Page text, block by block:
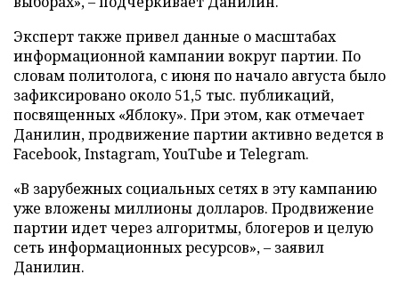
Эксперт также привел данные о масштабах
информационной кампании вокруг партии. По
словам политолога, с июня по начало августа было
зафиксировано около 51,5 тыс. публикаций,
посвященных «Яблоку». При этом, как отмечает
Данилин, продвижение партии активно ведется в
Facebook, Instagram, YouTube и Telegram.
«В зарубежных социальных сетях в эту кампанию
уже вложены миллионы долларов. Продвижение
партии идет через алгоритмы, блогеров и целую
сеть информационных ресурсов», – заявил
Данилин.